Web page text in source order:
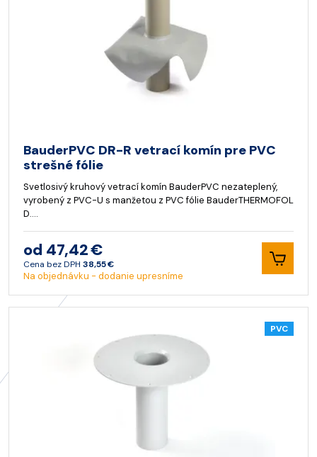
BauderPVC DR-R vetrací komín pre PVC
strešné fólie
Svetlosivý kruhový vetrací komín BauderPVC nezateplený,
vyrobený z PVC-U s manžetou z PVC fólie BauderTHERMOFOL
D.…
od 47,42 €
Cena bez DPH 38,55 €
Na objednávku - dodanie upresníme
PVC